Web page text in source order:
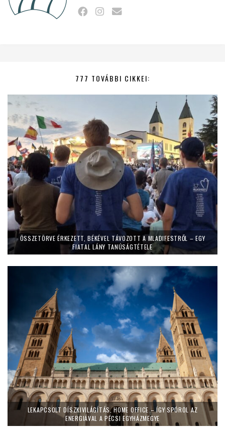
777 TOVÁBBI CIKKEI:
ÖSSZETÖRVE ÉRKEZETT, BÉKÉVEL TÁVOZOTT A MLADIFESTRŐL – EGY
FIATAL LÁNY TANÚSÁGTÉTELE
LEKAPCSOLT DÍSZKIVILÁGÍTÁS, HOME OFFICE – ÍGY SPÓROL AZ
ENERGIÁVAL A PÉCSI EGYHÁZMEGYE